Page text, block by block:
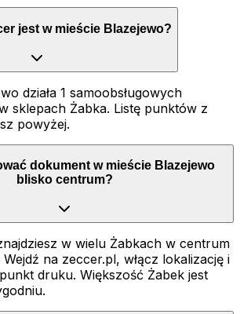
jest w mieście Blazejewo?
działa 1 samoobsługowych
sklepach Żabka. Listę punktów z
powyżej.
dokument w mieście Blazejewo
blisko centrum?
w wielu Żabkach w centrum
Wejdź na zeccer.pl, włącz lokalizację i
druku. Większość Żabek jest